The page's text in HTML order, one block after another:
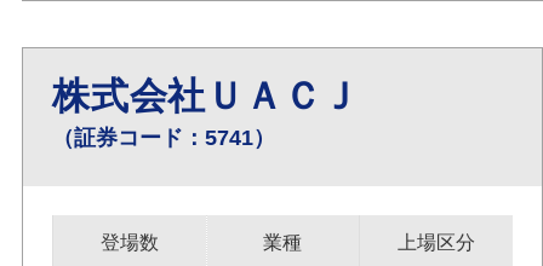
株式会社ＵＡＣＪ
（証券コード：5741）
登場数 業種 上場区分